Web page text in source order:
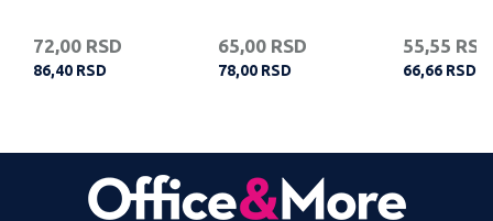
72,00 RSD
86,40 RSD
65,00 RSD
78,00 RSD
55,55 RSD
66,66 RSD